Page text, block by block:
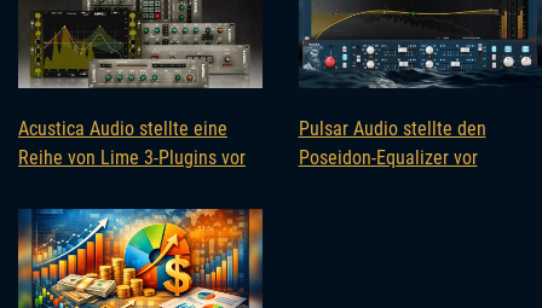
Acustica Audio stellte eine
Reihe von Lime 3-Plugins vor
Pulsar Audio stellte den
Poseidon-Equalizer vor